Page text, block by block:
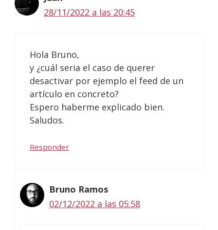
28/11/2022 a las 20:45
Hola Bruno,
y ¿cuál seria el caso de querer
desactivar por ejemplo el feed de un
artículo en concreto?
Espero haberme explicado bien.
Saludos.
Responder
Bruno Ramos
02/12/2022 a las 05:58